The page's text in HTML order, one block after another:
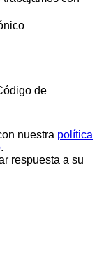
de
nuestra política
.
respuesta a su